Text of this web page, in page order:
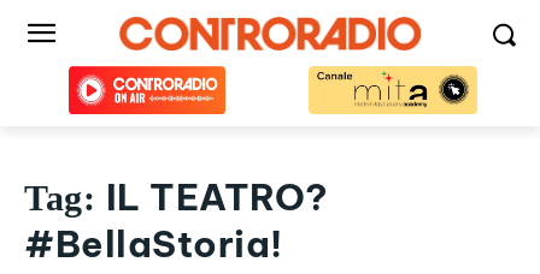
Tag: IL TEATRO?
#BellaStoria!